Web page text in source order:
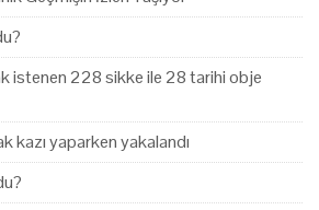
istenen 228 sikke ile 28 tarihi obje
kazı yaparken yakalandı